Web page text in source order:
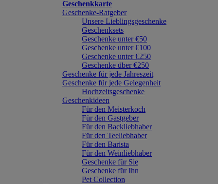
Geschenkkarte
Geschenke-Ratgeber
Unsere Lieblingsgeschenke
Geschenksets
Geschenke unter €50
Geschenke unter €100
Geschenke unter €250
Geschenke über €250
Geschenke für jede Jahreszeit
Geschenke für jede Gelegenheit
Hochzeitsgeschenke
Geschenkideen
Für den Meisterkoch
Für den Gastgeber
Für den Backliebhaber
Für den Teeliebhaber
Für den Barista
Für den Weinliebhaber
Geschenke für Sie
Geschenke für Ihn
Pet Collection